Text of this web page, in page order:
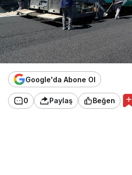
Google'da Abone Ol
0 Paylaş Beğen